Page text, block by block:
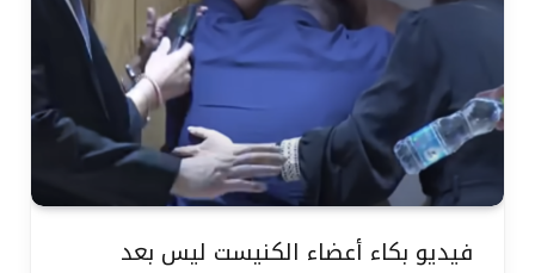
فيديو بكاء أعضاء الكنيست ليس بعد